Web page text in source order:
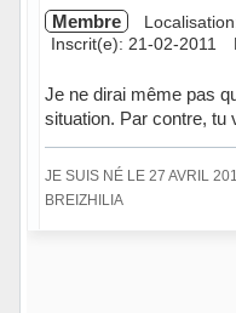
Membre
Inscrit(e): 21-02-2011
Je ne dirai même pas
situation. Par contre, tu
JE SUIS NÉ LE 27 AVRIL
BREIZHILIA